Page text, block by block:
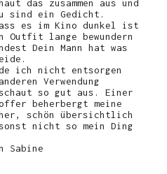
das zusammen aus und
sind ein Gedicht.
es im Kino dunkel ist
Outfit lange bewundern
Dein Mann hat was
ich nicht entsorgen
Verwendung
so gut aus. Einer
beherbergt meine
schön übersichtlich
nicht so mein Ding
Sabine